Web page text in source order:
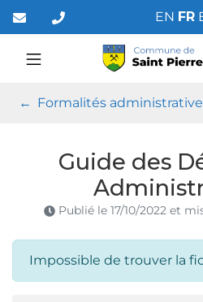
Aller
au
contenu
EN FR
Formalités
Guide des
Publié le 17/10/2022 et
Impossible de trouver la